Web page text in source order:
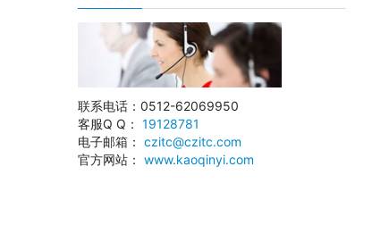
联系电话：0512-62069950
客服Q Q： 19128781
电子邮箱： czitc@czitc.com
官方网站： www.kaoqinyi.com